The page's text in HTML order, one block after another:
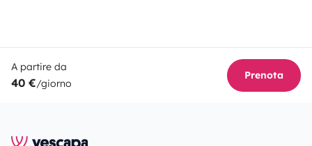
A partire da
40 €/giorno
Prenota